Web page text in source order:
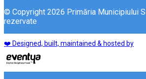
© Copyright 2026 Primăria Municipiului
rezervate
❤️ Designed, built, maintained & hosted by